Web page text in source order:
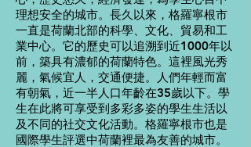
理想安全的城市。長久以來，格羅寧根市
一直是荷蘭北部的科學、文化、貿易和工
業中心。它的歷史可以追溯到近1000年以
前，築具有濃郁的荷蘭特色。這裡風光秀
麗，氣候宜人，交通便捷。人們年輕而富
有朝氣，近一半人口年齡在35歲以下。學
生在此將可享受到多彩多姿的學生生活以
及不同的社交文化活動。格羅寧根市也是
國際學生評選中荷蘭裡最為友善的城市。